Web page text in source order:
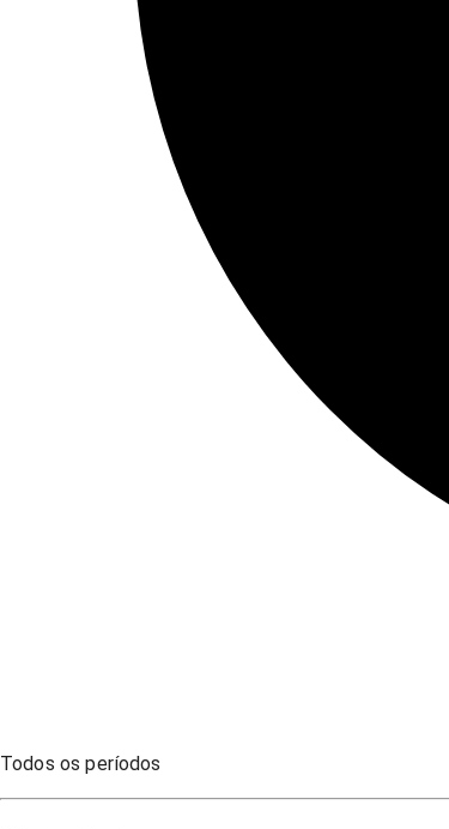
Todos os períodos